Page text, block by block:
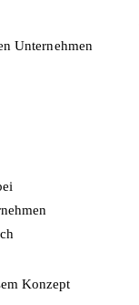
Unternehmen
Konzept